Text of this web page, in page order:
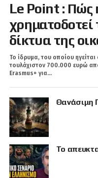
Le Point :
χρηματοδοτεί
δίκτυα της
Το ίδρυμα, του οποίου
τουλάχιστον 700.000 ευρώ
Erasmus+ για...
Θανάσιμη
Το